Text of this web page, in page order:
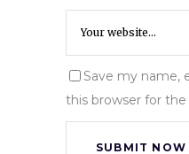
Save my name,
this browser for
SUBMIT NOW